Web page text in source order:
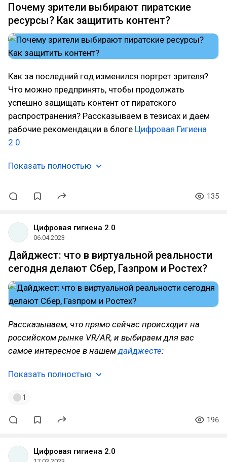
Почему зрители выбирают пиратские
ресурсы? Как защитить контент?
Как за последний год изменился портрет зрителя?
Что можно предпринять, чтобы продолжать
успешно защищать контент от пиратского
распространения? Рассказываем в тезисах и даем
рабочие рекомендации в блоге Цифровая Гигиена
2.0.
Показать полностью
135
Цифровая гигиена 2.0
06.04.2023
Дайджест: что в виртуальной реальности
сегодня делают Сбер, Газпром и Ростех?
Рассказываем, что прямо сейчас происходит на
российском рынке VR/AR, и выбираем для вас
самое интересное в нашемдайджесте:
Показать полностью
1
196
Цифровая гигиена 2.0